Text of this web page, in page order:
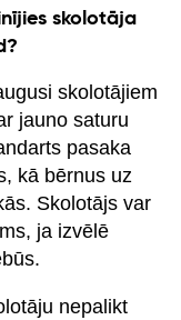
skolotāja
skolotājiem
jauno saturu
pasaka
kā bērnus uz
Skolotājs var
ja izvēlē
nepalikt